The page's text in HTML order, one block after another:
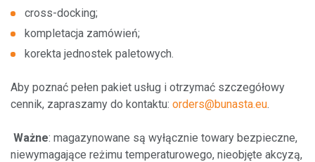
cross-docking;
kompletacja zamówień;
korekta jednostek paletowych.
Aby poznać pełen pakiet usług i otrzymać szczegółowy
cennik, zapraszamy do kontaktu: orders@bunasta.eu.
Ważne: magazynowane są wyłącznie towary bezpieczne,
niewymagające reżimu temperaturowego, nieobjęte akcyzą,